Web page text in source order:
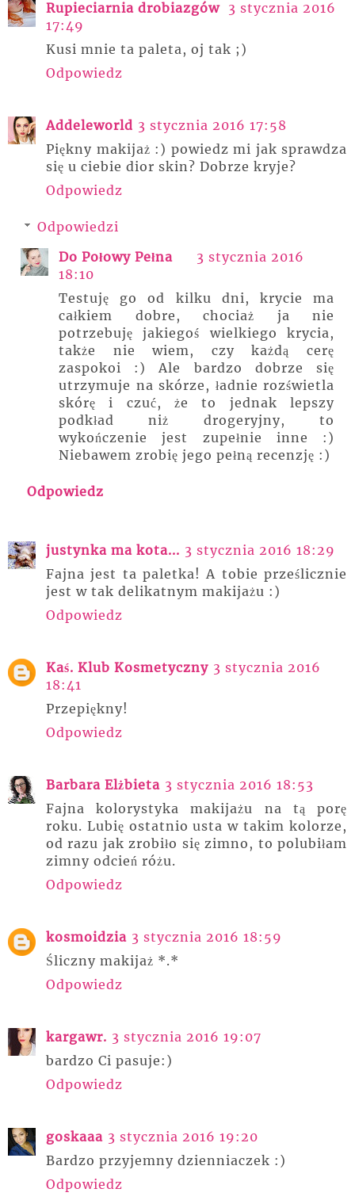
Rupieciarnia drobiazgów 3 stycznia 2016
17:49
Kusi mnie ta paleta, oj tak ;)
Odpowiedz
Addeleworld 3 stycznia 2016 17:58
Piękny makijaż :) powiedz mi jak sprawdza
się u ciebie dior skin? Dobrze kryje?
Odpowiedz
Odpowiedzi
Do Połowy Pełna
3 stycznia 2016
18:10
Testuję go od kilku dni, krycie ma
całkiem dobre, chociaż ja nie
potrzebuję jakiegoś wielkiego krycia,
także nie wiem, czy każdą cerę
zaspokoi :) Ale bardzo dobrze się
utrzymuje na skórze, ładnie rozświetla
skórę i czuć, że to jednak lepszy
podkład niż drogeryjny, to
wykończenie jest zupełnie inne :)
Niebawem zrobię jego pełną recenzję :)
Odpowiedz
justynka ma kota... 3 stycznia 2016 18:29
Fajna jest ta paletka! A tobie prześlicznie
jest w tak delikatnym makijażu :)
Odpowiedz
Kaś. Klub Kosmetyczny 3 stycznia 2016
18:41
Przepiękny!
Odpowiedz
Barbara Elżbieta 3 stycznia 2016 18:53
Fajna kolorystyka makijażu na tą porę
roku. Lubię ostatnio usta w takim kolorze,
od razu jak zrobiło się zimno, to polubiłam
zimny odcień różu.
Odpowiedz
kosmoidzia 3 stycznia 2016 18:59
Śliczny makijaż *.*
Odpowiedz
kargawr. 3 stycznia 2016 19:07
bardzo Ci pasuje:)
Odpowiedz
goskaaa 3 stycznia 2016 19:20
Bardzo przyjemny dzienniaczek :)
Odpowiedz